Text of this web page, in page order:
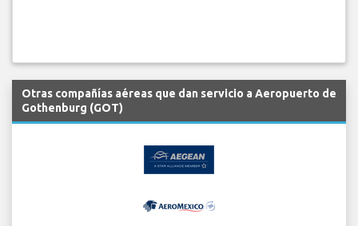
Otras compañías aéreas que dan servicio a Aeropuerto de
Gothenburg (GOT)